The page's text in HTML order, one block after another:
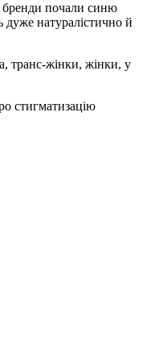
бренди почали синю
натуралістично й
транс-жінки, жінки, у
стигматизацію